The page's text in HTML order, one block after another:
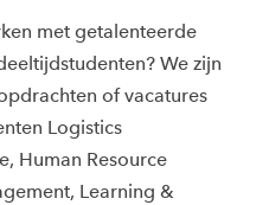
met getalenteerde
We zijn
of vacatures
Logistics
Human Resource
Learning &